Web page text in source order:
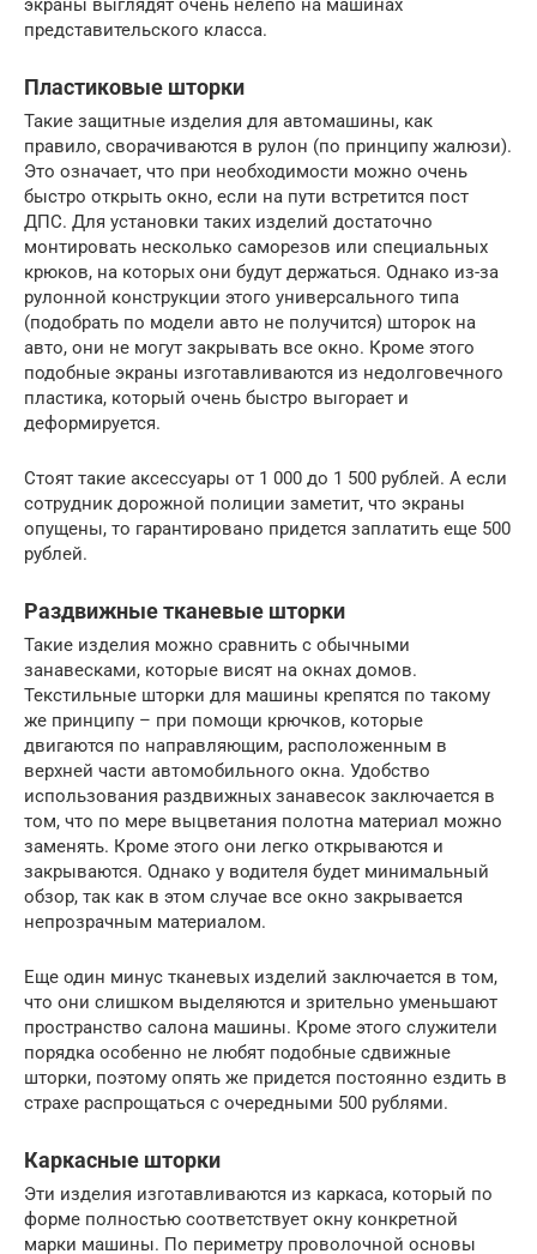
экраны выглядят очень нелепо на машинах
представительского класса.
Пластиковые шторки
Такие защитные изделия для автомашины, как
правило, сворачиваются в рулон (по принципу жалюзи).
Это означает, что при необходимости можно очень
быстро открыть окно, если на пути встретится пост
ДПС. Для установки таких изделий достаточно
монтировать несколько саморезов или специальных
крюков, на которых они будут держаться. Однако из-за
рулонной конструкции этого универсального типа
(подобрать по модели авто не получится) шторок на
авто, они не могут закрывать все окно. Кроме этого
подобные экраны изготавливаются из недолговечного
пластика, который очень быстро выгорает и
деформируется.
Стоят такие аксессуары от 1 000 до 1 500 рублей. А если
сотрудник дорожной полиции заметит, что экраны
опущены, то гарантировано придется заплатить еще 500
рублей.
Раздвижные тканевые шторки
Такие изделия можно сравнить с обычными
занавесками, которые висят на окнах домов.
Текстильные шторки для машины крепятся по такому
же принципу – при помощи крючков, которые
двигаются по направляющим, расположенным в
верхней части автомобильного окна. Удобство
использования раздвижных занавесок заключается в
том, что по мере выцветания полотна материал можно
заменять. Кроме этого они легко открываются и
закрываются. Однако у водителя будет минимальный
обзор, так как в этом случае все окно закрывается
непрозрачным материалом.
Еще один минус тканевых изделий заключается в том,
что они слишком выделяются и зрительно уменьшают
пространство салона машины. Кроме этого служители
порядка особенно не любят подобные сдвижные
шторки, поэтому опять же придется постоянно ездить в
страхе распрощаться с очередными 500 рублями.
Каркасные шторки
Эти изделия изготавливаются из каркаса, который по
форме полностью соответствует окну конкретной
марки машины. По периметру проволочной основы